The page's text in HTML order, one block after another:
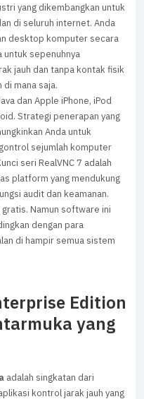
yang dikembangkan untuk
di seluruh internet. Anda
desktop komputer secara
untuk sepenuhnya
jauh dan tanpa kontak fisik
mana saja.
dan Apple iPhone, iPod
Strategi penerapan yang
Anda untuk
sejumlah komputer
seri RealVNC 7 adalah
platform yang mendukung
audit dan keamanan.
Namun software ini
dengan para
di hampir semua sistem
Edition
yang
adalah singkatan dari
kontrol jarak jauh yang